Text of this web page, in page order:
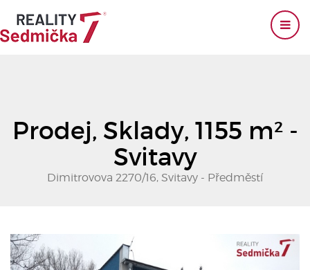
Prodej, Sklady, 1155 m² -
Svitavy
Dimitrovova 2270/16, Svitavy - Předměstí